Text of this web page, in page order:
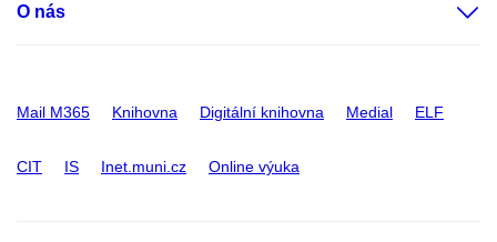
O nás
Mail M365 Knihovna Digitální knihovna Medial ELF
CIT IS Inet.muni.cz Online výuka